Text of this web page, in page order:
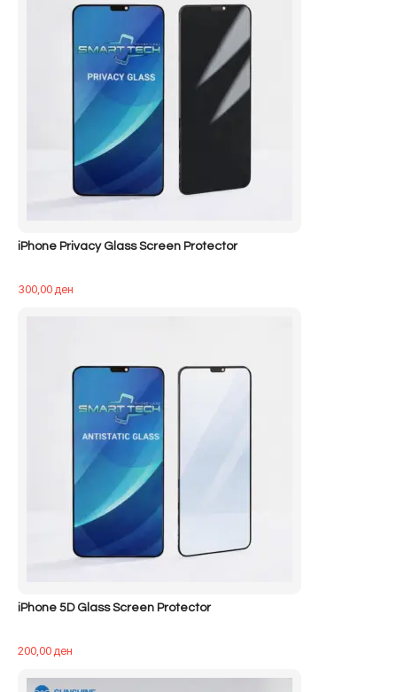
iPhone Privacy Glass Screen Protector
300,00ден
iPhone 5D Glass Screen Protector
200,00ден